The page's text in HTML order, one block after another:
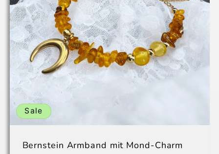
Sale
Bernstein Armband mit Mond-Charm